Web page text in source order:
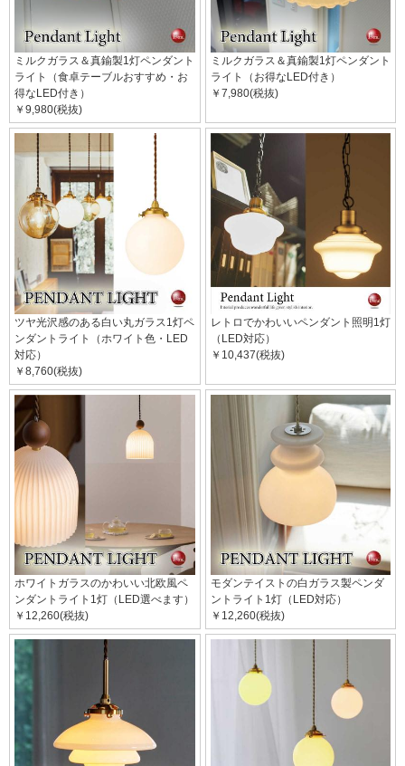
ミルクガラス＆真鍮製1灯ペンダント
ライト（食卓テーブルおすすめ・お
得なLED付き）
￥9,980(税抜)
ミルクガラス＆真鍮製1灯ペンダント
ライト（お得なLED付き）
￥7,980(税抜)
ツヤ光沢感のある白い丸ガラス1灯ペ
ンダントライト（ホワイト色・LED
対応）
￥8,760(税抜)
レトロでかわいいペンダント照明1灯
（LED対応）
￥10,437(税抜)
ホワイトガラスのかわいい北欧風ペ
ンダントライト1灯（LED選べます）
￥12,260(税抜)
モダンテイストの白ガラス製ペンダ
ントライト1灯（LED対応）
￥12,260(税抜)